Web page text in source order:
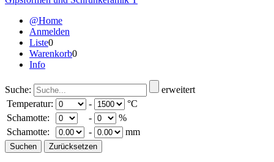
@Home
Anmelden
Liste0
Warenkorb0
Info
Suche:
erweitert
Temperatur:
-
°C
Schamotte:
-
%
Schamotte:
- mm